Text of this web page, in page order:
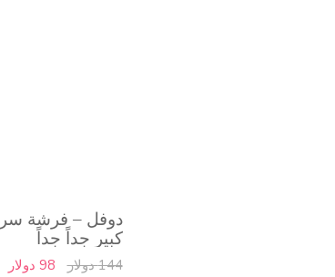
دوفل – فرشة
كبير جداً جداً
144 دولار 98 دولار